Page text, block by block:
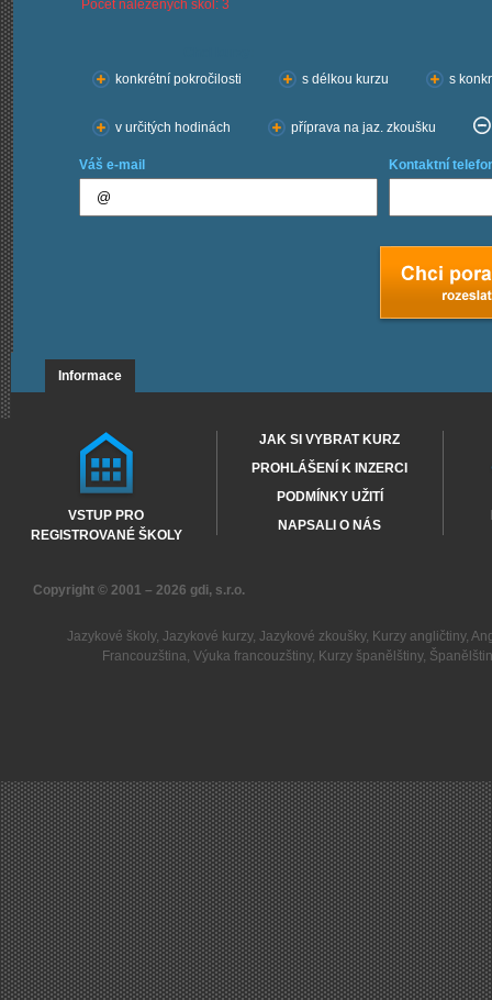
Počet nalezených škol: 3
konkrétní pokročilosti
s délkou kurzu s
v určitých hodinách příprava na jaz. zkoušku
Váš e-mail Kontaktní
Informace
VSTUP PRO
REGISTROVANÉ ŠKOLY
JAK SI VYBRAT KURZ
PROHLÁŠENÍ K INZERCI
PODMÍNKY UŽITÍ
NAPSALI O NÁS
Copyright © 2001 – 2026 gdi, s.r.o.
Jazykové školy, Jazykové kurzy, Jazykové zkoušky, Kurzy angličtiny,
Francouzština,Výuka francouzštiny, Kurzy španělštiny,